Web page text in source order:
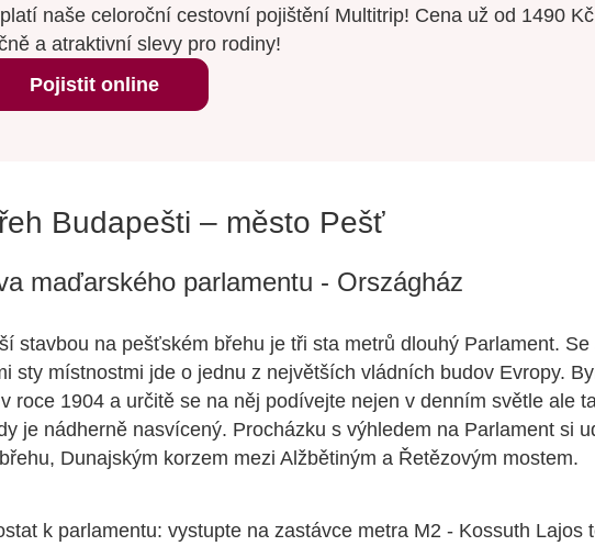
naše celoroční cestovní pojištění Multitrip! Cena už od 1490 Kč
a atraktivní slevy pro rodiny!
Pojistit online
Budapešti – město Pešť
maďarského parlamentu - Országház
stavbou na pešťském břehu je tři sta metrů dlouhý Parlament. Se
sty místnostmi jde o jednu z největších vládních budov Evropy. Byl
roce 1904 a určitě se na něj podívejte nejen v denním světle ale
je nádherně nasvícený. Procházku s výhledem na Parlament si
Dunajským korzem mezi Alžbětiným a Řetězovým mostem.
k parlamentu: vystupte na zastávce metra M2 - Kossuth Lajos